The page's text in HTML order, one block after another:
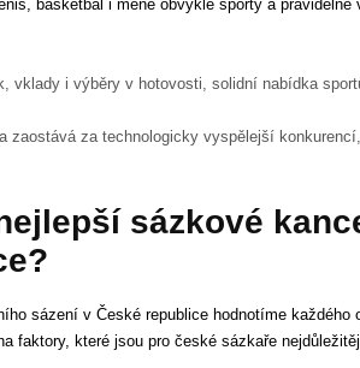
basketbal i méně obvyklé sporty a
vklady i výběry v hotovosti, solidní nabídka
zaostává za technologicky vyspělejší
sázkové
sázení v České republice hodnotíme každého
faktory, které jsou pro české sázkaře